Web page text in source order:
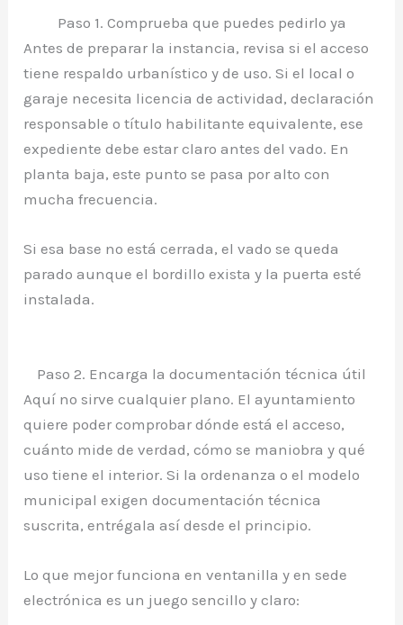
Paso 1. Comprueba que puedes pedirlo ya
Antes de preparar la instancia, revisa si el acceso
tiene respaldo urbanístico y de uso. Si el local o
garaje necesita licencia de actividad, declaración
responsable o título habilitante equivalente, ese
expediente debe estar claro antes del vado. En
planta baja, este punto se pasa por alto con
mucha frecuencia.
Si esa base no está cerrada, el vado se queda
parado aunque el bordillo exista y la puerta esté
instalada.
Paso 2. Encarga la documentación técnica útil
Aquí no sirve cualquier plano. El ayuntamiento
quiere poder comprobar dónde está el acceso,
cuánto mide de verdad, cómo se maniobra y qué
uso tiene el interior. Si la ordenanza o el modelo
municipal exigen documentación técnica
suscrita, entrégala así desde el principio.
Lo que mejor funciona en ventanilla y en sede
electrónica es un juego sencillo y claro: